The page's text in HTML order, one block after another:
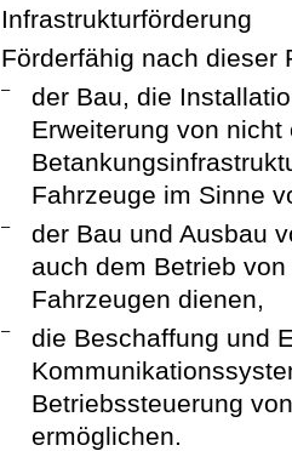
Infrastrukturförderung
Förderfähig nach dieser
–
der Bau, die
Erweiterung von
Fahrzeuge im Sinne
–
der Bau und Ausbau
auch dem Betrieb
Fahrzeugen dienen,
–
die Beschaffung und
Betriebssteuerung
ermöglichen.